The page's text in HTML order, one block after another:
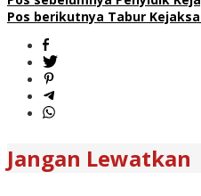
Pos berikutnya Tabur
Jangan Lewatkan